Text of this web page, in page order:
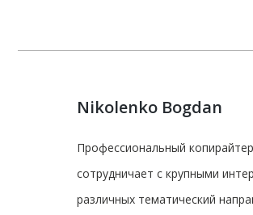
Nikolenko Bogdan
Профессиональный
сотрудничает с крупными
различных тематический